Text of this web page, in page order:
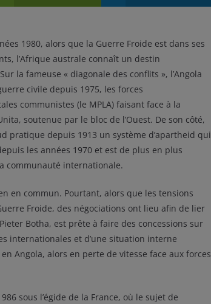
1980, alors que la Guerre Froide est dans ses
l’Afrique australe connaît un destin
la fameuse « diagonale des conflits », l’Angola
civile depuis 1975, les forces
communistes (le MPLA) faisant face à la
soutenue par le bloc de l’Ouest. De son côté,
pratique depuis 1913 un système d’apartheid qui
les années 1970 et est de plus en plus
communauté internationale.
en commun. Pourtant, alors que les tensions
Froide, des négociations ont lieu afin de lier
Botha, est prête à faire des concessions sur
internationales et d’une situation interne
Angola, alors en perte de vitesse face aux forces
sous l’égide de la France, où le sujet de